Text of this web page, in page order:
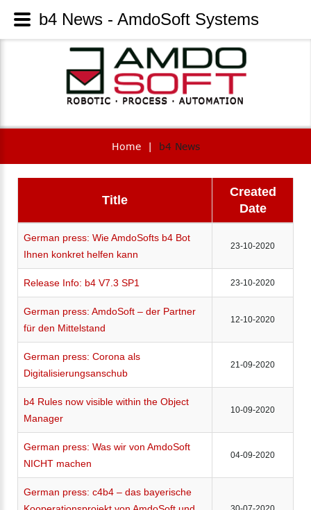
Home | b4 News
Title
Created
Date
German press: Wie AmdoSofts b4 Bot
Ihnen konkret helfen kann
23-10-2020
Release Info: b4 V7.3 SP1 23-10-2020
German press: AmdoSoft – der Partner
für den Mittelstand
12-10-2020
German press: Corona als
Digitalisierungsanschub
21-09-2020
b4 Rules now visible within the Object
Manager
10-09-2020
German press: Was wir von AmdoSoft
NICHT machen
04-09-2020
German press: c4b4 – das bayerische
b4 News - AmdoSoft Systems